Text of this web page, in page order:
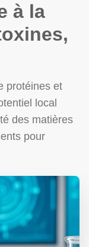
à la
protéines et
local
des matières
pour